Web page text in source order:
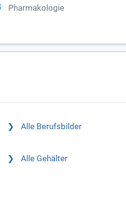
Pharmakologie
Alle Berufsbilder
Alle Gehälter